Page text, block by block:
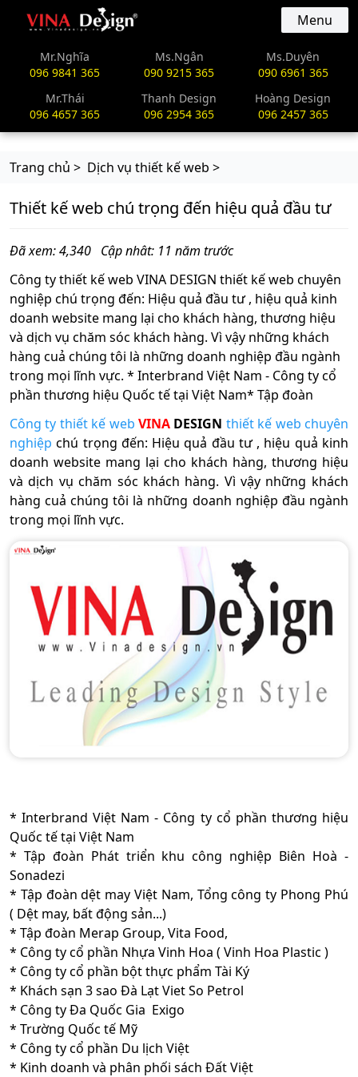
vinadesign.vn Menu
Mr.Nghĩa
096 9841 365
Ms.Ngân
090 9215 365
Ms.Duyên
090 6961 365
Mr.Thái
096 4657 365
Thanh Design
096 2954 365
Hoàng Design
096 2457 365
Trang chủ > Dịch vụ thiết kế web >
Thiết kế web chú trọng đến hiệu quả đầu tư
Đã xem: 4,340 Cập nhât: 11 năm trước
Công ty thiết kế web VINA DESIGN thiết kế web chuyên
nghiệp chú trọng đến: Hiệu quả đầu tư , hiệu quả kinh
doanh website mang lại cho khách hàng, thương hiệu
và dịch vụ chăm sóc khách hàng. Vì vậy những khách
hàng cuả chúng tôi là những doanh nghiệp đầu ngành
trong mọi lĩnh vực. * Interbrand Việt Nam - Công ty cổ
phần thương hiệu Quốc tế tại Việt Nam* Tập đoàn
Công ty thiết kế web VINADESIGN thiết kế web chuyên
nghiệp chú trọng đến: Hiệu quả đầu tư , hiệu quả kinh
doanh website mang lại cho khách hàng, thương hiệu
và dịch vụ chăm sóc khách hàng. Vì vậy những khách
hàng cuả chúng tôi là những doanh nghiệp đầu ngành
trong mọi lĩnh vực.
* Interbrand Việt Nam - Công ty cổ phần thương hiệu
Quốc tế tại Việt Nam
* Tập đoàn Phát triển khu công nghiệp Biên Hoà -
Sonadezi
* Tập đoàn dệt may Việt Nam, Tổng công ty Phong Phú
( Dệt may, bất động sản...)
* Tập đoàn Merap Group, Vita Food,
* Công ty cổ phần Nhựa Vinh Hoa ( Vinh Hoa Plastic )
* Công ty cổ phần bột thực phẩm Tài Ký
* Khách sạn 3 sao Đà Lạt Viet So Petrol
* Công ty Đa Quốc Gia Exigo
* Trường Quốc tế Mỹ
* Công ty cổ phần Du lịch Việt
* Kinh doanh và phân phối sách Đất Việt